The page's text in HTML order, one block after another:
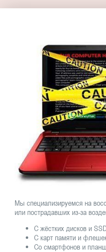
Мы специализируемся на
или пострадавших из-за
С жёстких дисков и
С карт памяти и
Со смартфонов и